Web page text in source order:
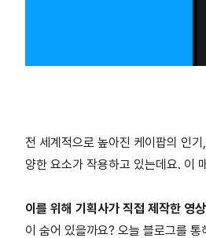
전 세계적으로 높아진 케이팝의 인
양한 요소가 작용하고 있는데요. 이
이를 위해 기획사가 직접 제작한 영
이 숨어 있을까요? 오늘 블로그를